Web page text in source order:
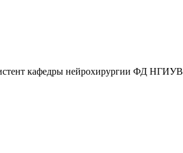
кафедры нейрохирургии ФД НГИУВ